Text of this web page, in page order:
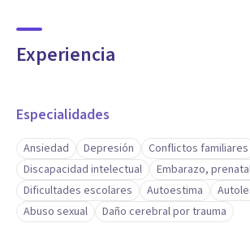
Experiencia
Especialidades
Ansiedad Depresión
Conflictos familiares
Discapacidad intelectual
Embarazo,
Dificultades escolares
Autoestima
Abuso sexual
Daño cerebral por trauma